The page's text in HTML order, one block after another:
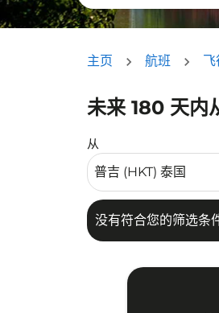
主页 航班 飞
未来 180 天内
从
没有符合您的筛选条
没有符合您的筛选条